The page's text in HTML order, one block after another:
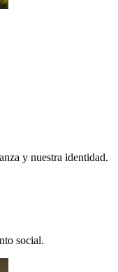
y nuestra identidad.
social.